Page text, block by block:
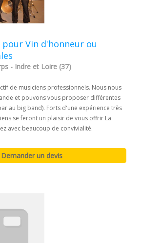
pour Vin d'honneur ou
- Indre et Loire (37)
de musiciens professionnels. Nous nous
et pouvons vous proposer différentes
au big band). Forts d'une expérience très
se feront un plaisir de vous offrir La
avec beaucoup de convivialité.